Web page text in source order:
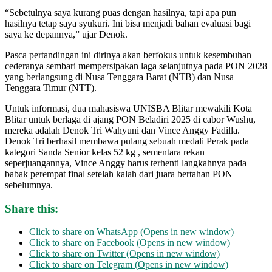
“Sebetulnya saya kurang puas dengan hasilnya, tapi apa pun
hasilnya tetap saya syukuri. Ini bisa menjadi bahan evaluasi bagi
saya ke depannya,” ujar Denok.
Pasca pertandingan ini dirinya akan berfokus untuk kesembuhan
cederanya sembari mempersipakan laga selanjutnya pada PON 2028
yang berlangsung di Nusa Tenggara Barat (NTB) dan Nusa
Tenggara Timur (NTT).
Untuk informasi, dua mahasiswa UNISBA Blitar mewakili Kota
Blitar untuk berlaga di ajang PON Beladiri 2025 di cabor Wushu,
mereka adalah Denok Tri Wahyuni dan Vince Anggy Fadilla.
Denok Tri berhasil membawa pulang sebuah medali Perak pada
kategori Sanda Senior kelas 52 kg , sementara rekan
seperjuangannya, Vince Anggy harus terhenti langkahnya pada
babak perempat final setelah kalah dari juara bertahan PON
sebelumnya.
Share this:
Click to share on WhatsApp (Opens in new window)
Click to share on Facebook (Opens in new window)
Click to share on Twitter (Opens in new window)
Click to share on Telegram (Opens in new window)